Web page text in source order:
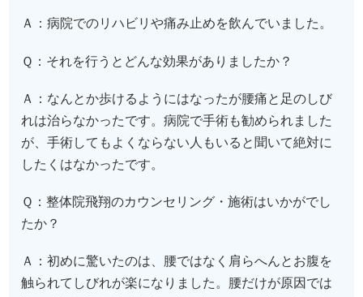
Ａ：病院でのリハビリや痛み止めを飲んでいました。
Ｑ：それを行うとどんな効果がありましたか？
Ａ：なんとか歩けるようにはなったが腰痛と足のしび
れは治らなかったです。病院で手術も勧められました
が、手術してもよくならない人もいると聞いて絶対に
したくはなかったです。
Ｑ：整体院飛翔のカウンセリング・施術はいかがでし
たか？
Ａ：初めに驚いたのは、腰ではなく肩らへんとお腹を
触られてしびれが楽になりました。腰だけが原因では